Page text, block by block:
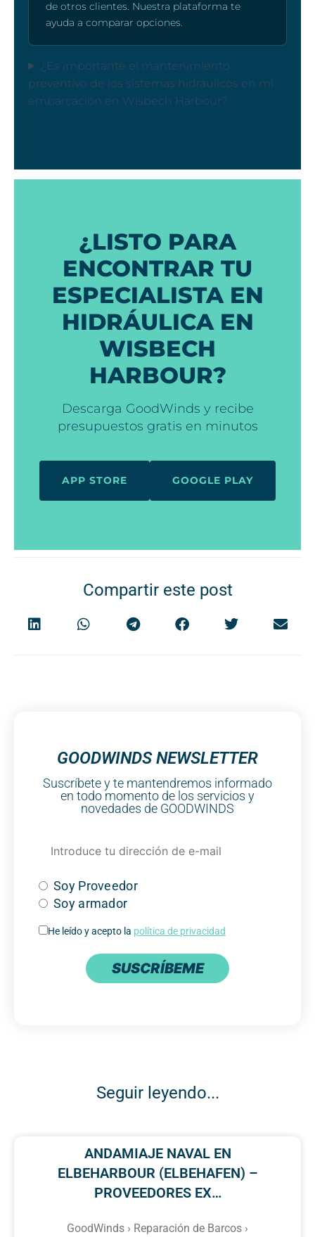
de otros clientes. Nuestra plataforma te
ayuda a comparar opciones.
¿Es importante el mantenimiento
preventivo de los sistemas hidráulicos en mi
embarcación en Wisbech Harbour?
¿LISTO PARA
ENCONTRAR TU
ESPECIALISTA EN
HIDRÁULICA EN
WISBECH
HARBOUR?
Descarga GoodWinds y recibe
presupuestos gratis en minutos
APP STORE GOOGLE PLAY
Compartir este post
GOODWINDS NEWSLETTER
Suscríbete y te mantendremos informado
en todo momento de los servicios y
novedades de GOODWINDS
Soy Proveedor
Soy armador
He leído y acepto la política de privacidad
SUSCRÍBEME
Seguir leyendo...
ANDAMIAJE NAVAL EN
ELBEHARBOUR (ELBEHAFEN) –
PROVEEDORES EX…
GoodWinds › Reparación de Barcos ›